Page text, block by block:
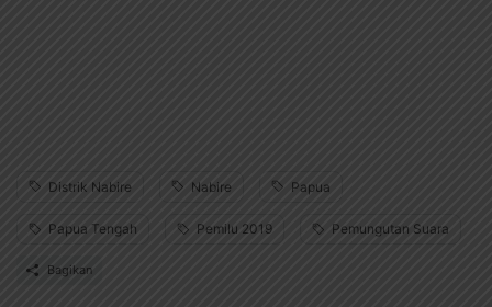
Distrik Nabire Nabire Papua
Papua Tengah Pemilu 2019 Pemungutan Suara
Bagikan